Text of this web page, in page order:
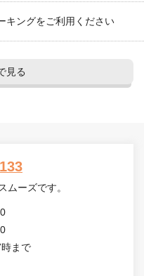
キングをご利用ください
見る
ーズです。
まで